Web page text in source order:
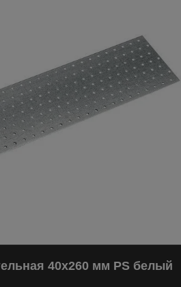
40х260 мм PS белый